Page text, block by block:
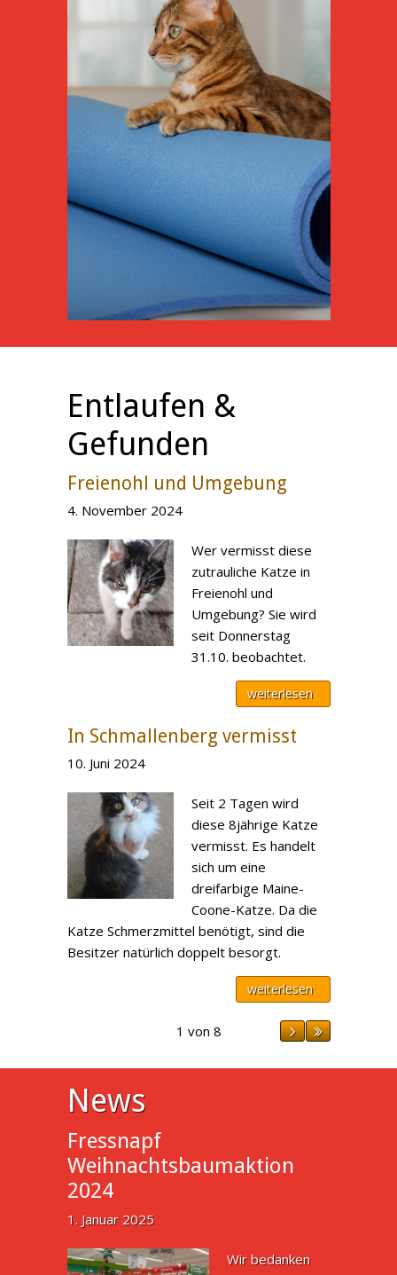
Entlaufen &
Gefunden
Freienohl und Umgebung
4. November 2024
Wer vermisst diese
zutrauliche Katze in
Freienohl und
Umgebung? Sie wird
seit Donnerstag
31.10. beobachtet.
weiterlesen
In Schmallenberg vermisst
10. Juni 2024
Seit 2 Tagen wird
diese 8jährige Katze
vermisst. Es handelt
sich um eine
dreifarbige Maine-
Coone-Katze. Da die
Katze Schmerzmittel benötigt, sind die
Besitzer natürlich doppelt besorgt.
weiterlesen
1 von 8
News
Fressnapf
Weihnachtsbaumaktion
2024
1. Januar 2025
Wir bedanken